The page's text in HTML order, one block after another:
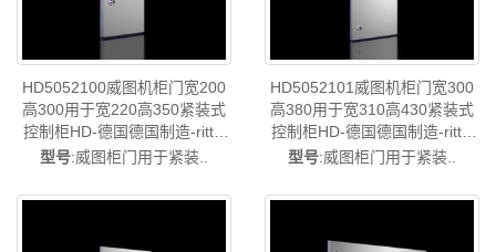
HD5052100威图机柜门宽200
高300用于宽220高350紧装式
控制柜HD-德国德国制造-rittal
威图柜威图电柜威图控制机柜
威图售后HD5052.100
型号:威图柜门用于紧装..
HD5052101威图机柜门宽300
高380用于宽310高430紧装式
控制柜HD-德国德国制造-rittal
威图柜威图电柜威图控制机柜
威图售后HD5052.101
型号:威图柜门用于紧装..